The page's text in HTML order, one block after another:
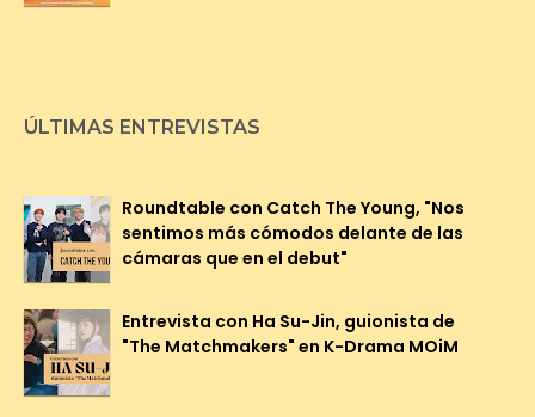
ÚLTIMAS ENTREVISTAS
Roundtable con Catch The Young, "Nos
sentimos más cómodos delante de las
cámaras que en el debut"
Entrevista con Ha Su-Jin, guionista de
"The Matchmakers" en K-Drama MOiM